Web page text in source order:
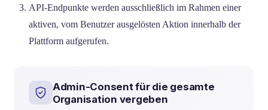
API-Endpunkte werden ausschließlich im Rahmen einer
aktiven, vom Benutzer ausgelösten Aktion innerhalb der
Plattform aufgerufen.
Admin-Consent für die gesamte
Organisation vergeben